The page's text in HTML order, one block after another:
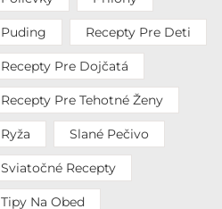
Puding Recepty Pre Deti
Recepty Pre Dojčatá
Recepty Pre Tehotné Ženy
Ryža Slané Pečivo
Sviatočné Recepty
Tipy Na Obed